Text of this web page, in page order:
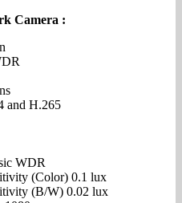
Camera :
and H.265
WDR
(Color) 0.1 lux
(B/W) 0.02 lux